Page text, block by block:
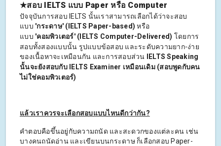
★สอบ IELTS แบบ Paper หรือ Computer
ปัจจุบันการสอบ IELTS นั้นเราสามารถเลือกได้ว่าจะสอบ
แบบ 'กระดาษ' (IELTS Paper-based) หรือ
แบบ 'คอมพิวเตอร์' (IELTS Computer-Delivered) โดยการ
สอบทั้งสองแบบนั้น รูปแบบข้อสอบ และระดับความยาก-ง่าย
ของเนื้อหาจะเหมือนกัน และการสอบส่วน
IELTS Speaking
นั้นจะยังสอบกับ IELTS Examiner เหมือนเดิม (สอบพูดกับคน
ไม่ใช่คอมพิวเตอร์)
แล้วเราควรจะเลือกสอบแบบไหนดีกว่ากัน?
คำตอบคือขึ้นอยู่กับความถนัด และสะดวกของแต่ละคน เช่น
บางคนถนัดอ่าน และเขียนบนกระดาษ ก็เลือกสอบ Paper-